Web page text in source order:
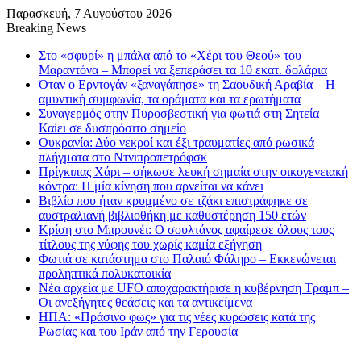
Παρασκευή, 7 Αυγούστου 2026
Breaking News
Στο «σφυρί» η μπάλα από το «Χέρι του Θεού» του
Μαραντόνα – Μπορεί να ξεπεράσει τα 10 εκατ. δολάρια
Όταν ο Ερντογάν «ξαναγάπησε» τη Σαουδική Αραβία – Η
αμυντική συμφωνία, τα οράματα και τα ερωτήματα
Συναγερμός στην Πυροσβεστική για φωτιά στη Σητεία –
Καίει σε δυσπρόσιτο σημείο
Ουκρανία: Δύο νεκροί και έξι τραυματίες από ρωσικά
πλήγματα στο Ντνιπροπετρόφσκ
Πρίγκιπας Χάρι – σήκωσε λευκή σημαία στην οικογενειακή
κόντρα: Η μία κίνηση που αρνείται να κάνει
Βιβλίο που ήταν κρυμμένο σε τζάκι επιστράφηκε σε
αυστραλιανή βιβλιοθήκη με καθυστέρηση 150 ετών
Κρίση στο Μπρουνέι: Ο σουλτάνος αφαίρεσε όλους τους
τίτλους της νύφης του χωρίς καμία εξήγηση
Φωτιά σε κατάστημα στο Παλαιό Φάληρο – Εκκενώνεται
προληπτικά πολυκατοικία
Νέα αρχεία με UFO αποχαρακτήρισε η κυβέρνηση Τραμπ –
Οι ανεξήγητες θεάσεις και τα αντικείμενα
ΗΠΑ: «Πράσινο φως» για τις νέες κυρώσεις κατά της
Ρωσίας και του Ιράν από την Γερουσία